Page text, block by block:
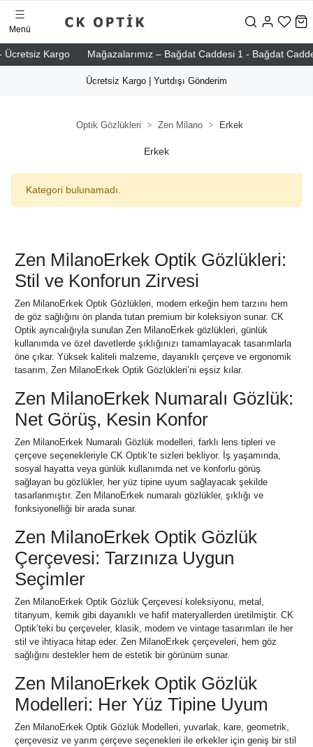
Kargo Mağazalarımız – Bağdat Caddesi 1 - Bağdat
Menü
Ücretsiz Kargo | Yurtdışı Gönderim
Optik Gözlükleri Zen Milano Erkek
Erkek
Kategori bulunamadı.
Zen MilanoErkek Optik Gözlükleri:
Stil ve Konforun Zirvesi
Zen MilanoErkek Optik Gözlükleri, modern erkeğin hem tarzını hem
de göz sağlığını ön planda tutan premium bir koleksiyon sunar. CK
Optik ayrıcalığıyla sunulan Zen MilanoErkek gözlükleri, günlük
kullanımda ve özel davetlerde şıklığınızı tamamlayacak tasarımlarla
öne çıkar. Yüksek kaliteli malzeme, dayanıklı çerçeve ve ergonomik
tasarım, Zen MilanoErkek Optik Gözlükleri’ni eşsiz kılar.
Zen MilanoErkek Numaralı Gözlük:
Net Görüş, Kesin Konfor
Zen MilanoErkek Numaralı Gözlük modelleri, farklı lens tipleri ve
çerçeve seçenekleriyle CK Optik’te sizleri bekliyor. İş yaşamında,
sosyal hayatta veya günlük kullanımda net ve konforlu görüş
sağlayan bu gözlükler, her yüz tipine uyum sağlayacak şekilde
tasarlanmıştır. Zen MilanoErkek numaralı gözlükler, şıklığı ve
fonksiyonelliği bir arada sunar.
Zen MilanoErkek Optik Gözlük
Çerçevesi: Tarzınıza Uygun
Seçimler
Zen MilanoErkek Optik Gözlük Çerçevesi koleksiyonu, metal,
titanyum, kemik gibi dayanıklı ve hafif materyallerden üretilmiştir. CK
Optik’teki bu çerçeveler, klasik, modern ve vintage tasarımları ile her
stil ve ihtiyaca hitap eder. Zen MilanoErkek çerçeveleri, hem göz
sağlığını destekler hem de estetik bir görünüm sunar.
Zen MilanoErkek Optik Gözlük
Modelleri: Her Yüz Tipine Uyum
Zen MilanoErkek Optik Gözlük Modelleri, yuvarlak, kare, geometrik,
çerçevesiz ve yarım çerçeve seçenekleri ile erkekler için geniş bir stil